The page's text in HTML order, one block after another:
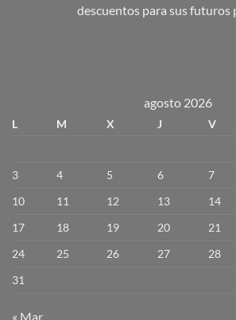
descuentos para sus futuros
agosto 2026
L M X J V
3
4 5 6 7
10
11 12 13 14
17
18 19 20 21
24
25 26 27 28
31
« Mar